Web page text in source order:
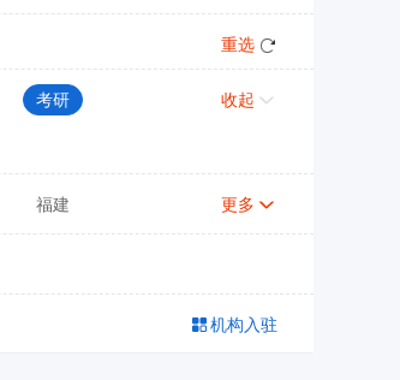
重选
考研 收起
福建 更多
机构入驻